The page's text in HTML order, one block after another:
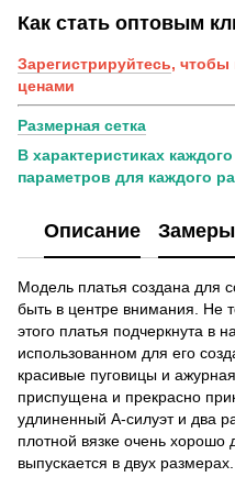
Как стать оптовым
Зарегистрируйтесь, чтобы
ценами
Размерная сетка
В характеристиках
параметров для каждого
Описание
Модель платья создана для
быть в центре внимания. Не
этого платья подчеркнута в
использованном для его
красивые пуговицы и
приспущена и прекрасно
удлиненный А-силуэт и два
плотной вязке очень
выпускается в двух размерах.